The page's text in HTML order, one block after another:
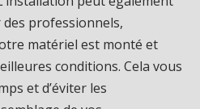
professionnels,
matériel est monté et
conditions. Cela vous
et d’éviter les